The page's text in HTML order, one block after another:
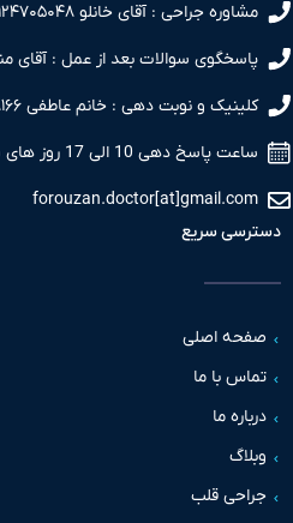
جراحی : آقای خانلو ۰۹۱۲۴۷۰۵۰۴۸
سوالات بعد از عمل : آقای منتظری 09304516119
و نوبت دهی : خانم عاطفی ۰۹۱۰۴۸۰۸۱۶۶- 02149796289
دهی 10 الی 17 روز های شنبه الی چهارشنبه
سریع
اصلی
با ما
ما
قلب